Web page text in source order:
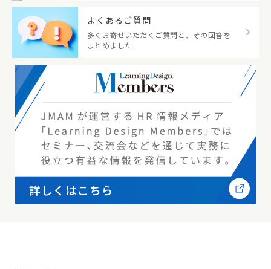
よくあるご質問
多くお寄せいただくご質問と、その回答を
まとめました